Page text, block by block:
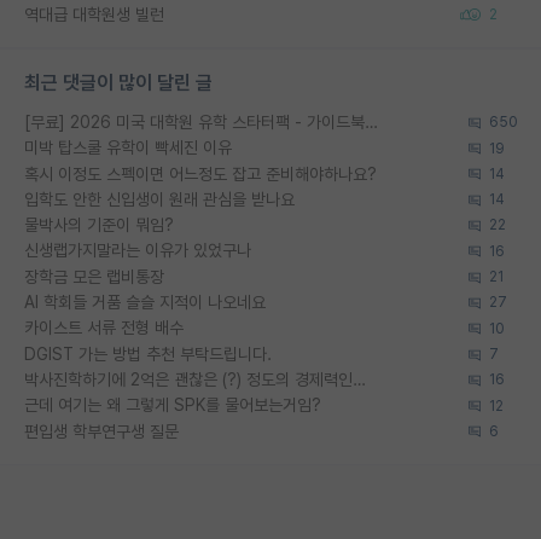
역대급 대학원생 빌런 2
최근 댓글이 많이 달린 글
[무료] 2026 미국 대학원 유학 스타터팩 - 가이드북 & 합격자 컨택메일 템플릿 650
미박 탑스쿨 유학이 빡세진 이유 19
혹시 이정도 스펙이면 어느정도 잡고 준비해야하나요? 14
입학도 안한 신입생이 원래 관심을 받나요 14
물박사의 기준이 뭐임? 22
신생랩가지말라는 이유가 있었구나 16
장학금 모은 랩비통장 21
AI 학회들 거품 슬슬 지적이 나오네요 27
카이스트 서류 전형 배수 10
DGIST 가는 방법 추천 부탁드립니다. 7
박사진학하기에 2억은 괜찮은 (?) 정도의 경제력인가요 16
근데 여기는 왜 그렇게 SPK를 물어보는거임? 12
편입생 학부연구생 질문 6